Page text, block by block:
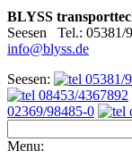
BLYSS
Seesen Tel.:
info@blyss.de
Seesen:
05381/
08453/4367892
02369/98485-0
Menu: